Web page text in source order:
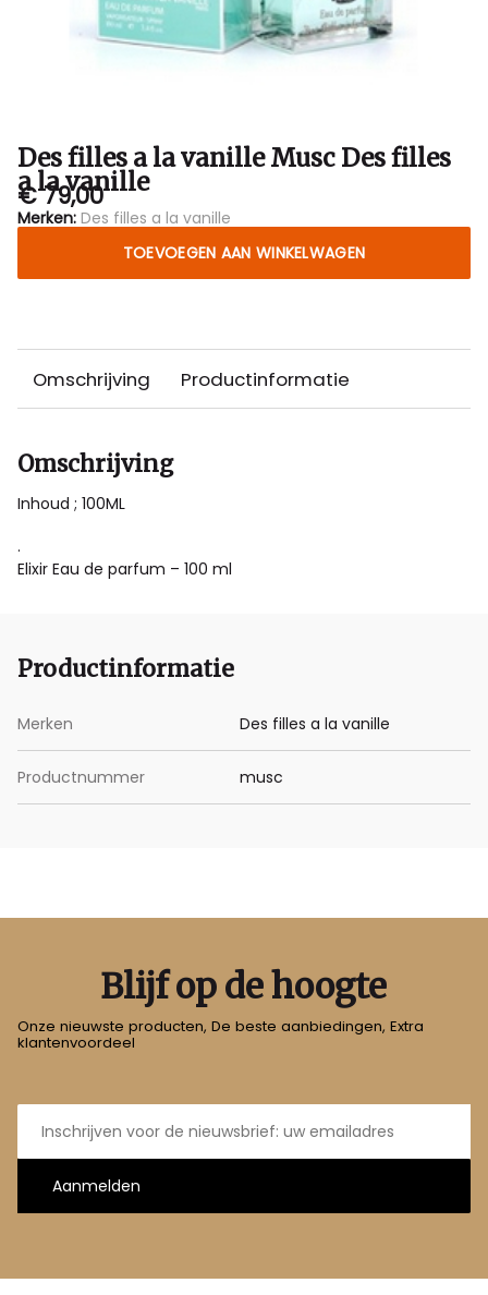
Bubbles
Des filles a la vanille Musc Des filles
a la vanille
€ 79,00
Merken: Des filles a la vanille
TOEVOEGEN AAN WINKELWAGEN
Omschrijving Productinformatie
Omschrijving
Inhoud ; 100ML
.
Elixir Eau de parfum – 100 ml
Productinformatie
Merken Des filles a la vanille
Productnummer musc
Blijf op de hoogte
Onze nieuwste producten, De beste aanbiedingen, Extra
klantenvoordeel
E-
mailadres
Aanmelden